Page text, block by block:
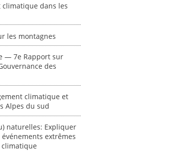
ministériel
de
électronique ]
système financier
? "
dans les
les montagnes
— 7e Rapport sur
des
climatique et
Alpes du sud
naturelles: Expliquer
extrêmes